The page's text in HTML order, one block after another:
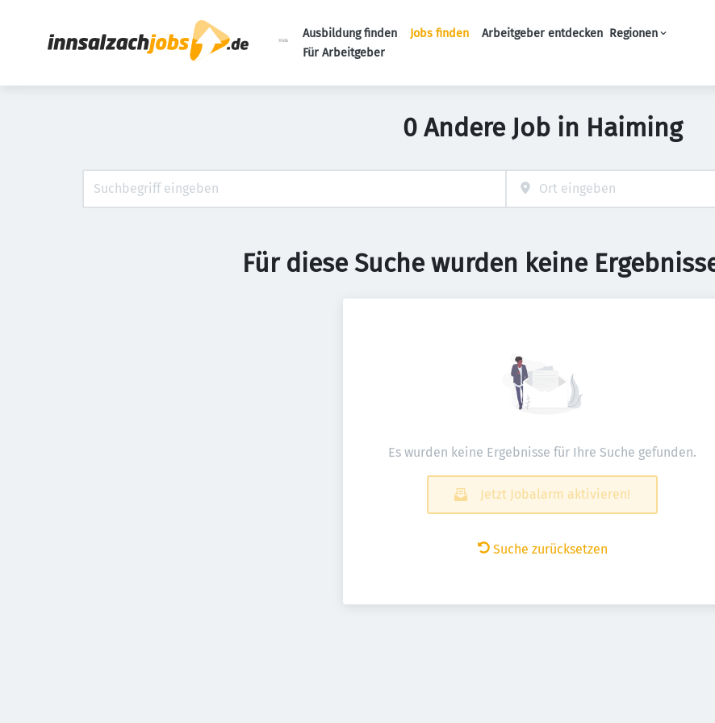
Ausbildung finden Jobs finden Arbeitgeber entdecken Regionen
Für Arbeitgeber
0 Andere Job in Haiming
Für diese Suche wurden keine
Es wurden keine Ergebnisse für Ihre Suche gefunden.
Jetzt Jobalarm aktivieren!
Suche zurücksetzen